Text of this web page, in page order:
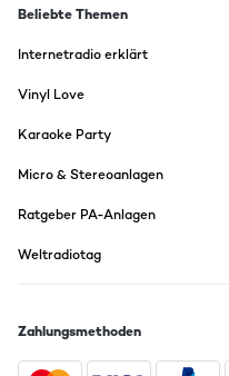
Beliebte Themen
Internetradio erklärt
Vinyl Love
Karaoke Party
Micro & Stereoanlagen
Ratgeber PA-Anlagen
Weltradiotag
Zahlungsmethoden